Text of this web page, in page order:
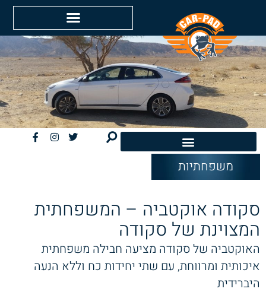
משפחתיות
סקודה אוקטביה – המשפחתית
המצוינת של סקודה
האוקטביה של סקודה מציעה חבילה משפחתית
איכותית ומרווחת, עם שתי יחידות כח וללא הנעה
היברידית